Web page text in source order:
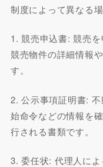
制度によって異なる
1. 競売申込書: 競売を
競売物件の詳細情報
す。
2. 公示事項証明書:
始命令などの情報を
行される書類です。
3. 委任状: 代理人に